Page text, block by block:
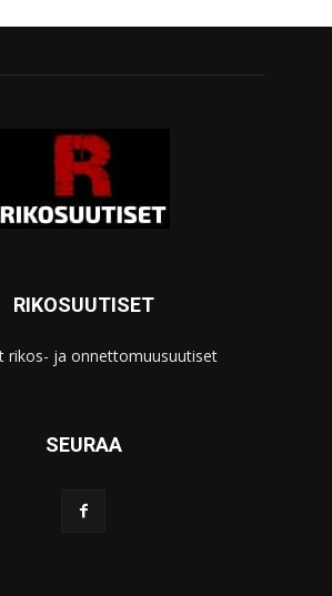
RIKOSUUTISET
rikos- ja onnettomuusuutiset
SEURAA